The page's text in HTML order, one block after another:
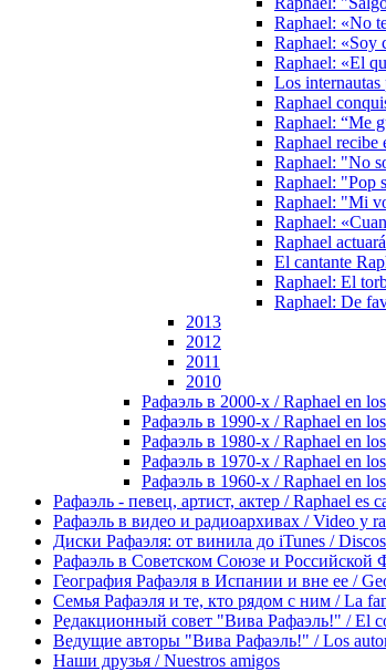
Raphael: «No
Raphael: «Soy
Raphael: «El
Los internautas
Raphael
Raphael: “Me
Raphael recibe
Raphael: "No
Raphael: "Pop
Raphael: "Mi
Raphael:
Raphael
El cantante
Raphael: El
Raphael: De
2013
2012
2011
2010
Рафаэль в 2000-х / Raphael en
Рафаэль в 1990-х / Raphael en
Рафаэль в 1980-х / Raphael en
Рафаэль в 1970-х / Raphael en
Рафаэль в 1960-х / Raphael en
Рафаэль - певец, артист, актер / Raphael es
Рафаэль в видео и радиоархивах / Video y
Диски Рафаэля: от винила до iTunes /
Рафаэль в Советском Союзе и Российской
География Рафаэля в Испании и вне ее /
Семья Рафаэля и те, кто рядом с ним / La
Редакционный совет "Вива Рафаэль!" / El
Ведущие авторы "Вива Рафаэль!" / Los
Наши друзья / Nuestros amigos